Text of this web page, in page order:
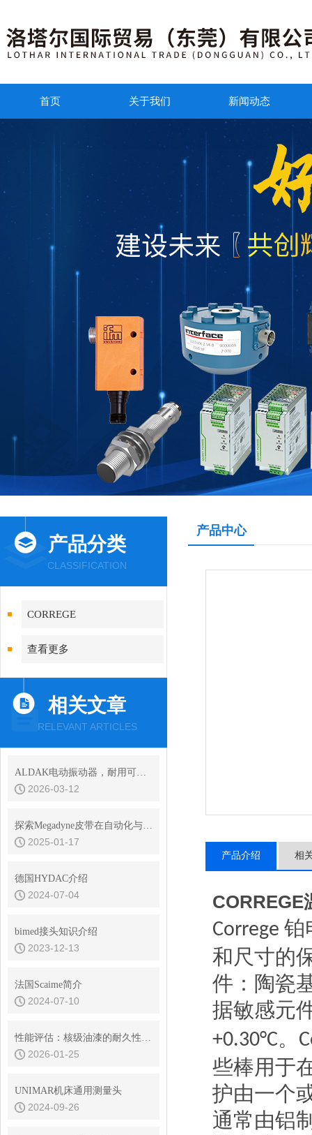
首页 关于我们 新闻动态
产品分类
CLASSIFICATION
CORREGE
查看更多
相关文章
RELEVANT ARTICLES
ALDAK电动振动器，耐用可靠，保障长时间高效运作
2026-03-12
探索Megadyne皮带在自动化与制造中的应用
2025-01-17
德国HYDAC介绍
2024-07-04
bimed接头知识介绍
2023-12-13
法国Scaime简介
2024-07-10
性能评估：核级油漆的耐久性与环境适应性
2026-01-25
UNIMAR机床通用测量头
2024-09-26
产品中心
产品介绍 相
CORREGE
Correge 铂
和尺寸的
件：陶瓷
据敏感元
+0.30°C。
些棒用于
护由一个
通常由铝